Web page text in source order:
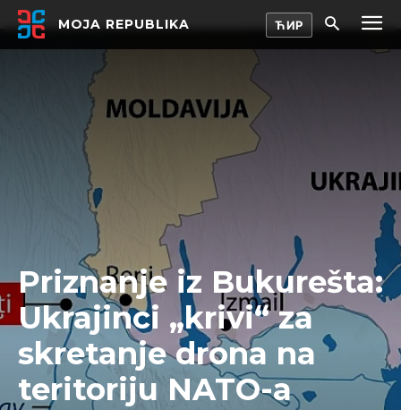
MOJA REPUBLIKA
Priznanje iz Bukurešta:
Ukrajinci „krivi“ za
skretanje drona na
teritoriju NATO-a